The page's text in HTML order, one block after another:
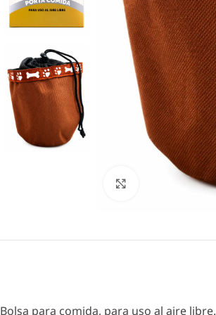
Click to enlarge
Bolsa para comida, para uso al aire libre.